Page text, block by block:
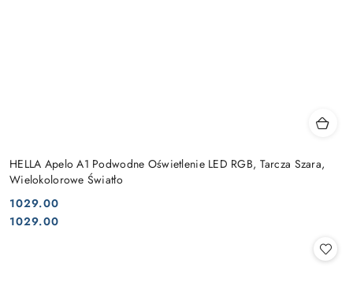
HELLA Apelo A1 Podwodne Oświetlenie LED RGB, Tarcza Szara,
Wielokolorowe Światło
Cena:
1029.00
Cena:
1029.00